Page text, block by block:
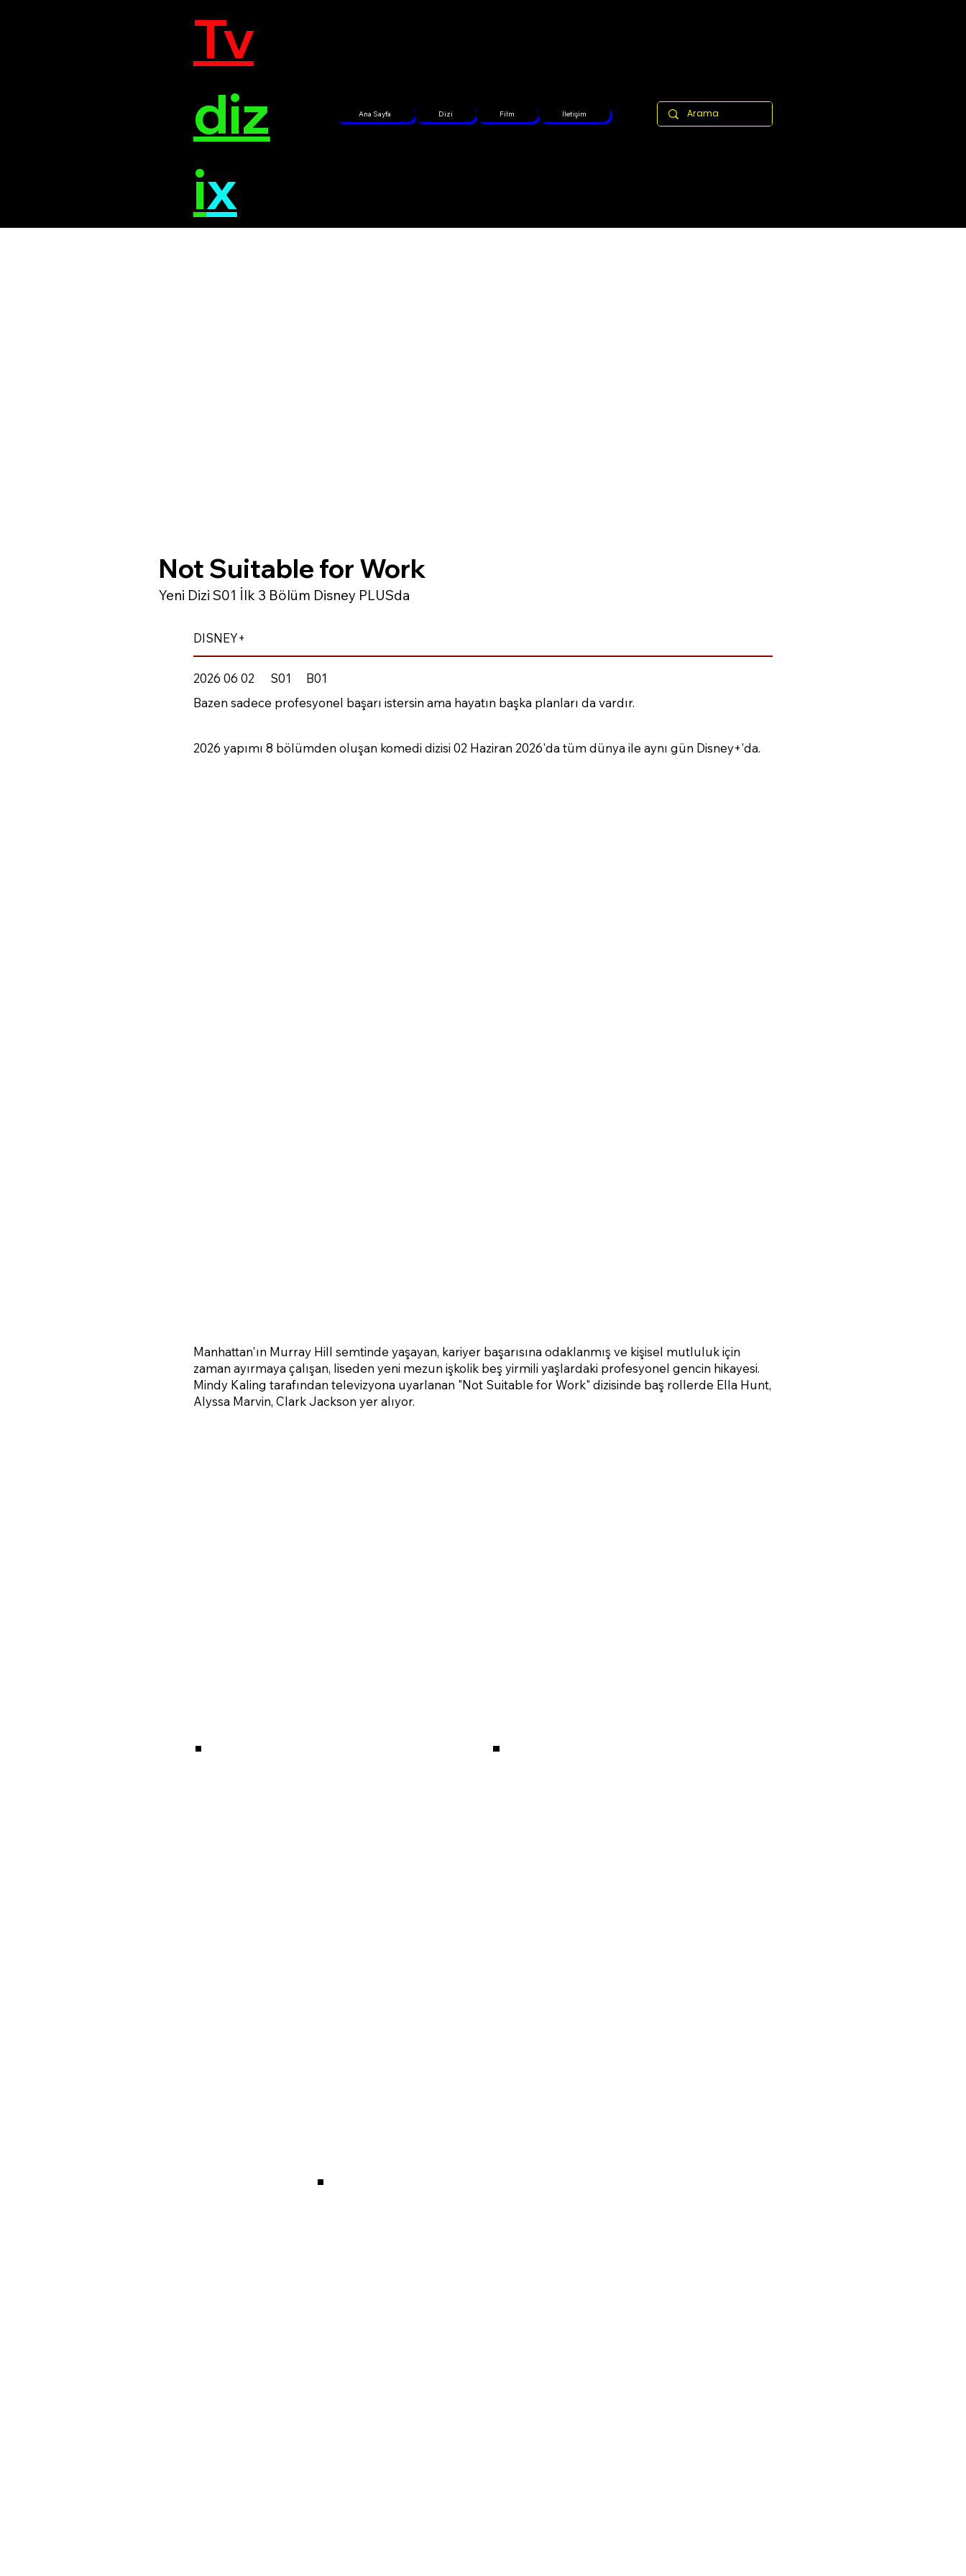
Tv
diz
ix
Ana Sayfa Dizi Film İletişim
Not Suitable for Work
Yeni Dizi S01 İlk 3 Bölüm Disney PLUSda
DISNEY+
2026 06 02 S01
B01
Bazen sadece profesyonel başarı istersin ama hayatın başka planları da vardır.
2026 yapımı 8 bölümden oluşan komedi dizisi 02 Haziran 2026'da tüm dünya ile aynı gün Disney+'da.
Manhattan'ın Murray Hill semtinde yaşayan, kariyer başarısına odaklanmış ve kişisel mutluluk için
zaman ayırmaya çalışan, liseden yeni mezun işkolik beş yirmili yaşlardaki profesyonel gencin hikayesi.
Mindy Kaling tarafından televizyona uyarlanan "Not Suitable for Work" dizisinde baş rollerde Ella Hunt,
Alyssa Marvin, Clark Jackson yer alıyor.